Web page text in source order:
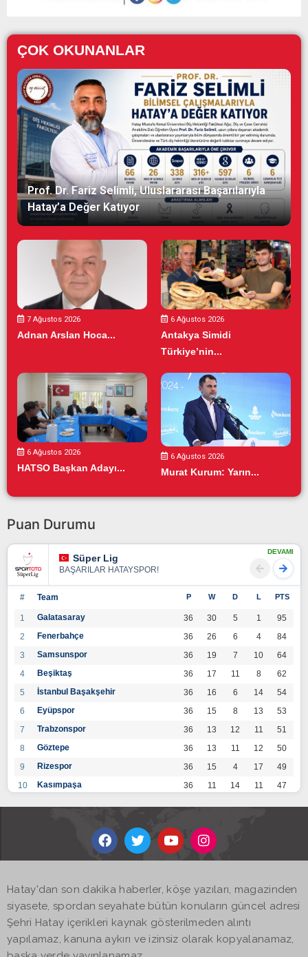
ÇOK OKUNANLAR
Prof. Dr. Fariz Selimli, Uluslararası Başarılarıyla
Hatay’a Değer Katıyor
7 Ağustos 2026
Adnan Arslan Hoca...
6 Ağustos 2026
Antakya Simidi
Türkiye’nin...
6 Ağustos 2026
HATSO Başkan Adayı...
6 Ağustos 2026
Murat Kurum: Yarın...
Puan Durumu
Süper Lig
BAŞARILAR HATAYSPOR!
DEVAMI
# Team P W D L PTS
1 Galatasaray 36 30 5 1
95
2
Fenerbahçe 36 26 6 4
84
3
Samsunspor 36 19 7 10
64
4
Beşiktaş 36 17 11 8
62
5
İstanbul Başakşehir 36 16 6 14
54
6
Eyüpspor 36 15 8 13
53
7
Trabzonspor 36 13 12 11
51
8
Göztepe 36 13 11 12
50
9
Rizespor 36 15 4 17
49
10
Kasımpaşa 36 11 14 11
47
36 12
14
Kayserispor 36 11 12 13
45
17
Hatayspor 36
19
Adana Demirspor
Hatay'dan son dakika haberler, köşe yazıları, magazinden
siyasete, spordan seyahate bütün konuların güncel adresi
Şehri Hatay içerikleri kaynak gösterilmeden alıntı
yapılamaz, kanuna aykırı ve izinsiz olarak kopyalanamaz,